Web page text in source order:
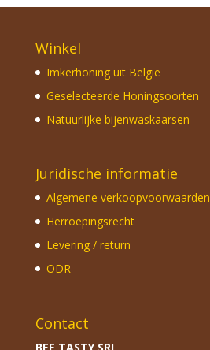
Winkel
Imkerhoning uit België
Geselecteerde Honingsoorten
Natuurlijke bijenwaskaarsen
Juridische informatie
Algemene verkoopvoorwaarden
Herroepingsrecht
Levering / return
ODR
Contact
BEE TASTY SRL